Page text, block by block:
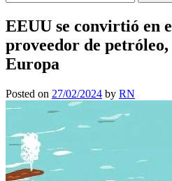
EEUU se convirtió en
proveedor de
Europa
Posted on 27/02/2024 by RN